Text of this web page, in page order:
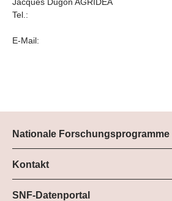
Tel.:
E-Mail:
Nationale Forschungsprogramme
Hier finden Sie Informationen zu allen
Forschungsprogrammen (NFP):
Alle NFP
Kontakt
Programm-Manager
Dr. Pascal Walther, SNF
SNF-Datenportal